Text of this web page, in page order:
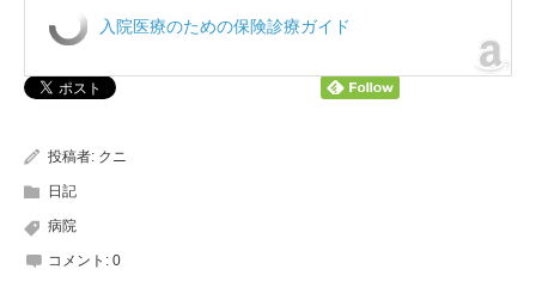
入院医療のための保険診療ガイド
投稿者: クニ
日記
病院
コメント: 0